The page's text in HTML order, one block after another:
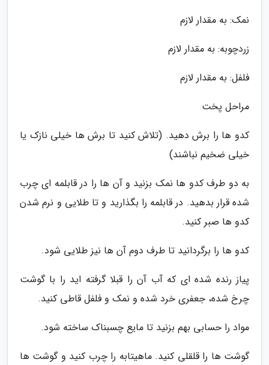
نمک: به مقدار لازم
زردچوبه: به مقدار لازم
فلفل: به مقدار لازم
مراحل پخت
کدو ها را برش دهید. (تلاش کنید تا برش ها خیلی نازک یا
خیلی ضخیم نباشند)
به دو طرف کدو ها نمک بزنید و آن ها را در قابلمه ای چرب
شده قرار بدهید. در قابلمه را بگذارید و تا طلایی و نرم شدن
کدو ها صبر کنید.
کدو ها را برگردانید تا طرف دوم آن ها نیز طلایی شود.
پیاز رنده شده ای که آب آن را قبلا گرفته اید را با گوشت
چرخ شده، جعفری خرد شده و نمک و فلفل قاطی کنید.
مواد را حسابی بهم بزنید تا مایع چسبناک ساخته شود.
گوشت ها را قلقلی کنید. ماهیتابه را چرب کنید و گوشت ها